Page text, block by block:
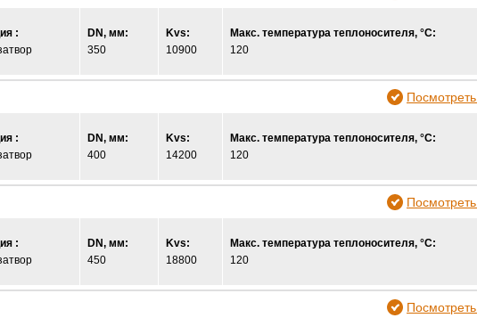
:
DN, мм:
350
Kvs:
10900
Макс. температура теплоносителя, °С:
120
:
DN, мм:
400
Kvs:
14200
Макс. температура теплоносителя, °С:
120
:
DN, мм:
450
Kvs:
18800
Макс. температура теплоносителя, °С:
120